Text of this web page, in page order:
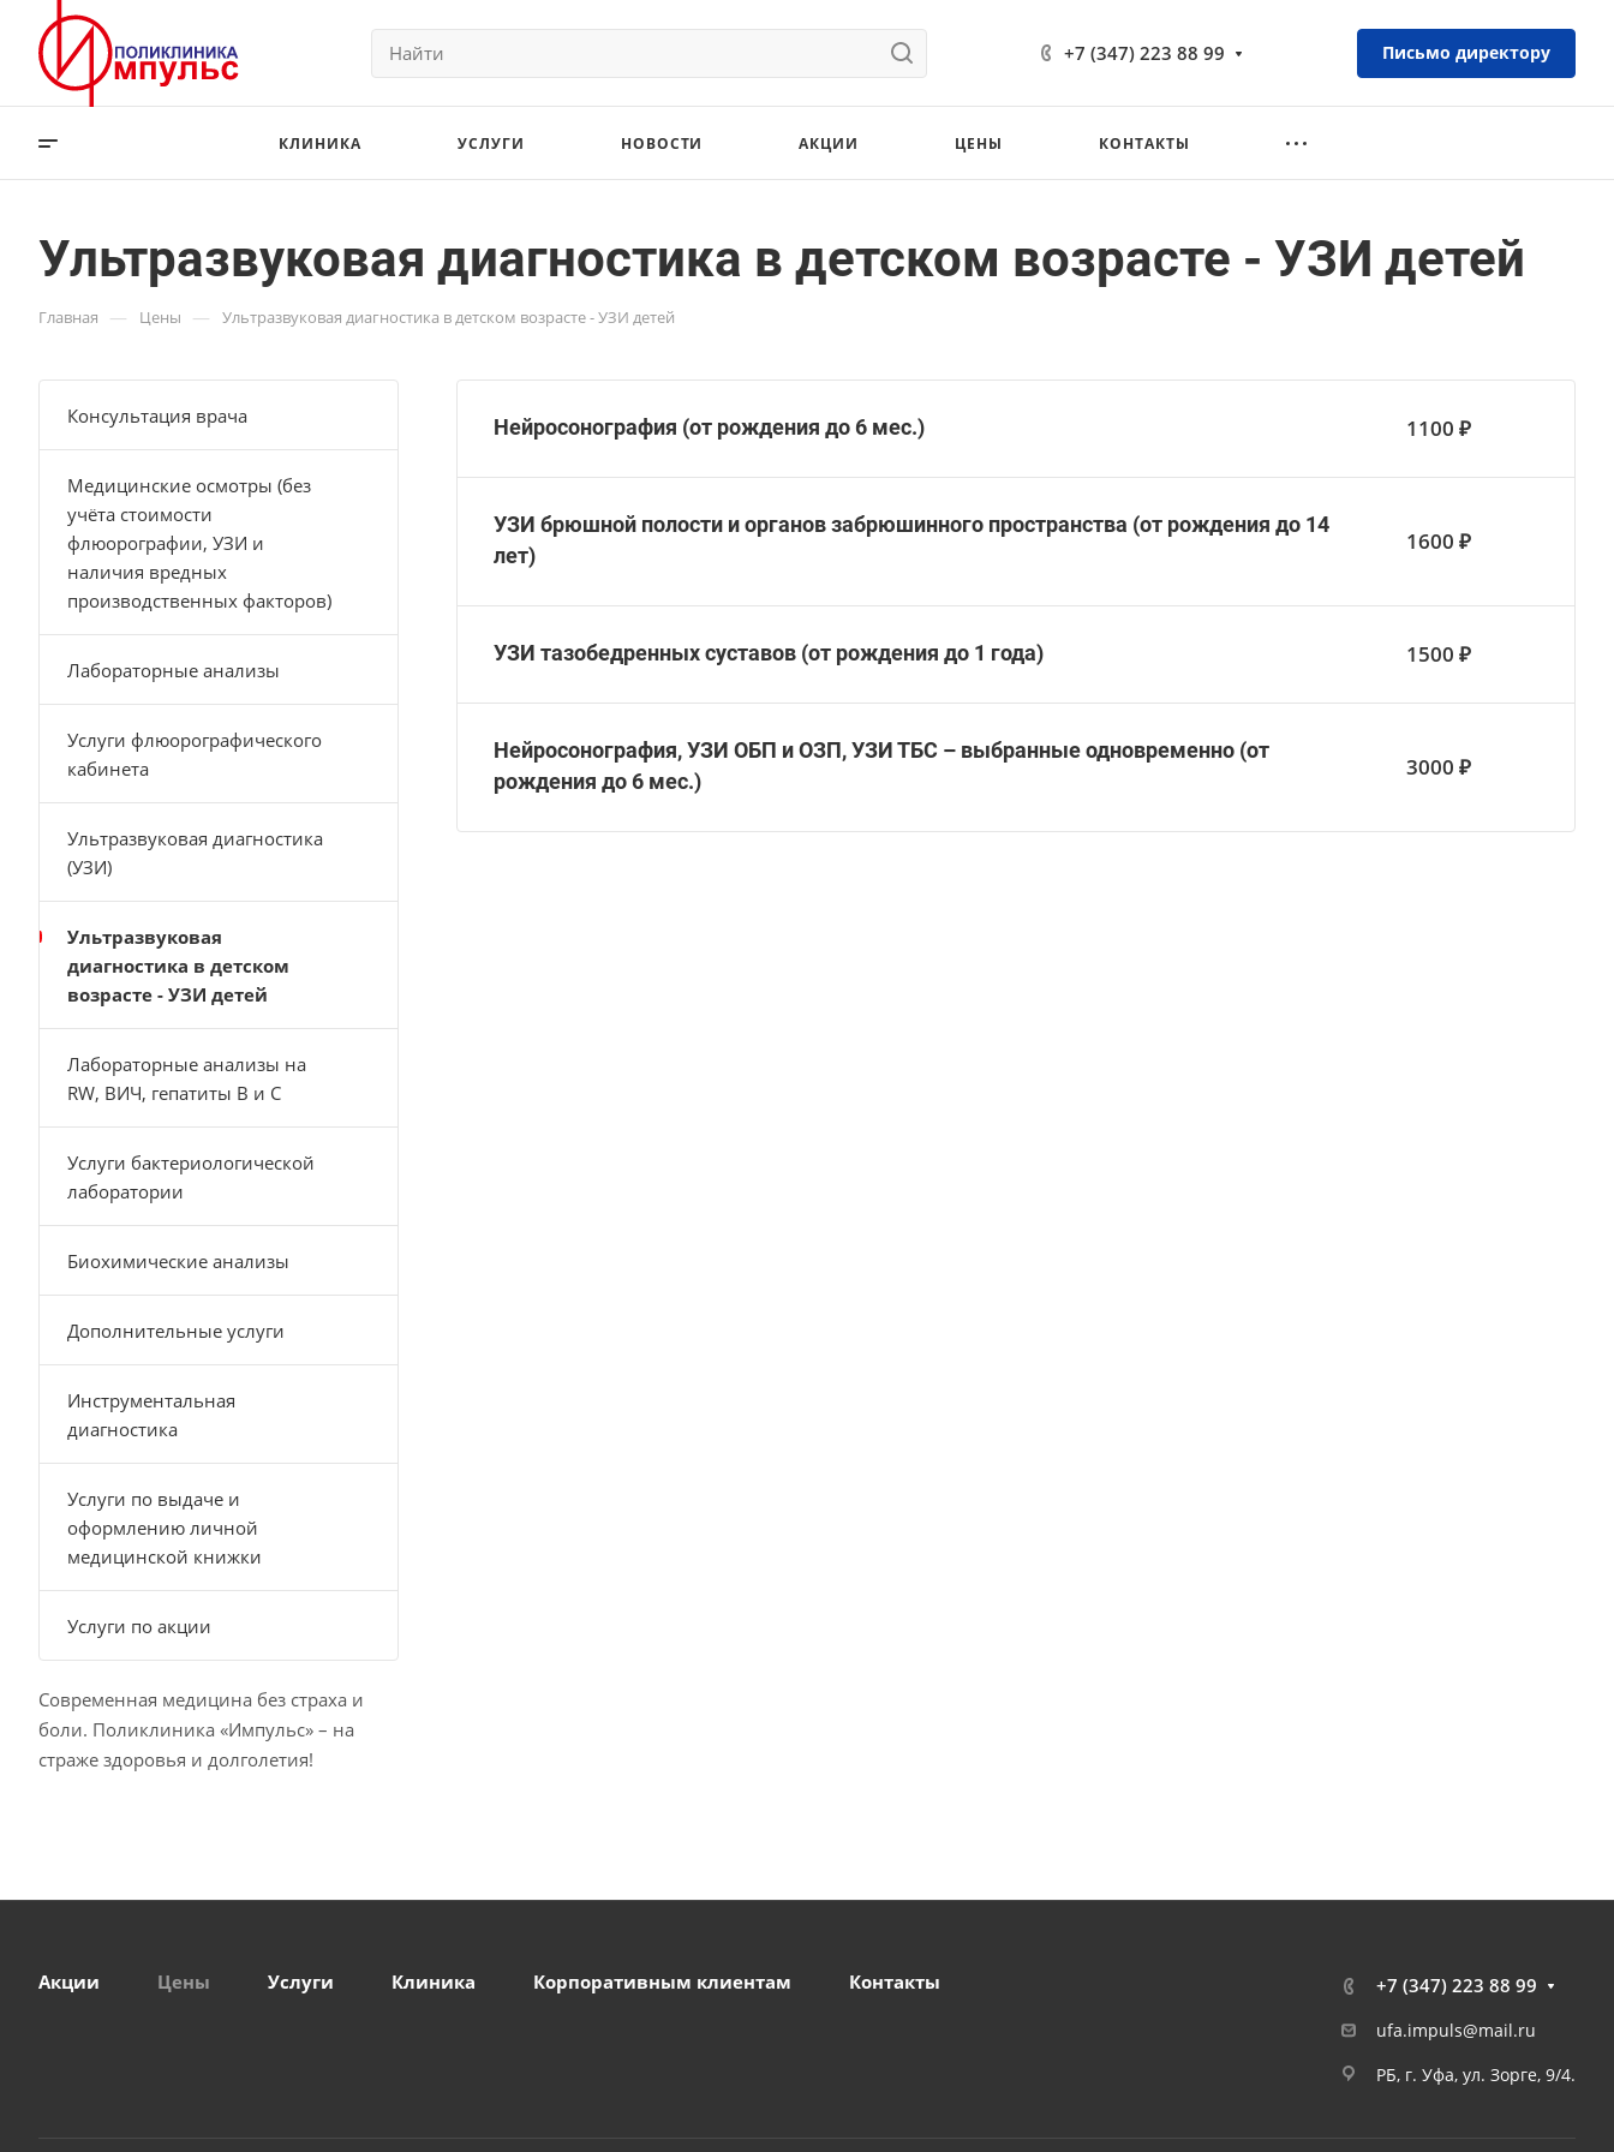
+7 (347) 223 88 99 Письмо директору
КЛИНИКА УСЛУГИ НОВОСТИ АКЦИИ ЦЕНЫ КОНТАКТЫ
Ультразвуковая диагностика в детском возрасте - УЗИ детей
Главная — Цены — Ультразвуковая диагностика в детском возрасте - УЗИ детей
Нейросонография (от рождения до 6 мес.) 1100 ₽
УЗИ брюшной полости и органов забрюшинного пространства (от рождения до 14
лет)
1600 ₽
УЗИ тазобедренных суставов (от рождения до 1 года) 1500 ₽
Нейросонография, УЗИ ОБП и ОЗП, УЗИ ТБС – выбранные одновременно (от
рождения до 6 мес.)
3000 ₽
Консультация врача
Медицинские осмотры (без
учёта стоимости
флюорографии, УЗИ и
наличия вредных
производственных факторов)
Лабораторные анализы
Услуги флюорографического
кабинета
Ультразвуковая диагностика
(УЗИ)
Ультразвуковая
диагностика в детском
возрасте - УЗИ детей
Лабораторные анализы на
RW, ВИЧ, гепатиты B и C
Услуги бактериологической
лаборатории
Биохимические анализы
Дополнительные услуги
Инструментальная
диагностика
Услуги по выдаче и
оформлению личной
медицинской книжки
Услуги по акции
Современная медицина без страха и
боли. Поликлиника «Импульс» – на
страже здоровья и долголетия!
Акции Цены Услуги Клиника Корпоративным клиентам Контакты +7 (347) 223 88 99
ufa.impuls@mail.ru
РБ, г. Уфа, ул. Зорге, 9/4.